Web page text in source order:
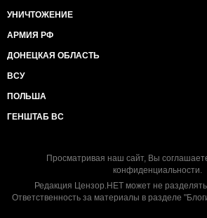
УНИЧТОЖЕНИЕ
АРМИЯ РФ
ДОНЕЦКАЯ ОБЛАСТЬ
ВСУ
ПОЛЬША
ГЕНШТАБ ВС
Просматривая наш сайт, Вы
конфиденциальности.
Редакция Цензор.НЕТ может не
Ответственность за материалы в разделе